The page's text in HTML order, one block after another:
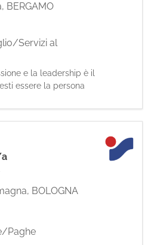
, BERGAMO
Servizi al
e la leadership è il
essere la persona
squadra.
sarai
le attività
Le tue
al/la Store Manager:
con la tua squ
, BOLOGNA
Paghe